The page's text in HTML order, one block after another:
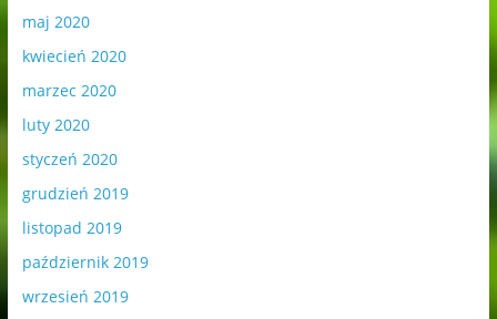
maj 2020
kwiecień 2020
marzec 2020
luty 2020
styczeń 2020
grudzień 2019
listopad 2019
październik 2019
wrzesień 2019